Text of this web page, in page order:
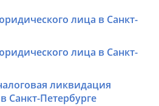
лица в Санкт-
лица в Санкт-
ликвидация
Санкт-Петербурге